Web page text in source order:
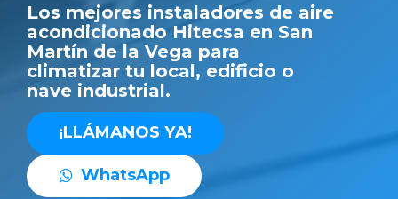
Los mejores instaladores de aire
acondicionado Hitecsa en San
Martín de la Vega para
climatizar tu local, edificio o
nave industrial.
¡LLÁMANOS YA!
WhatsApp